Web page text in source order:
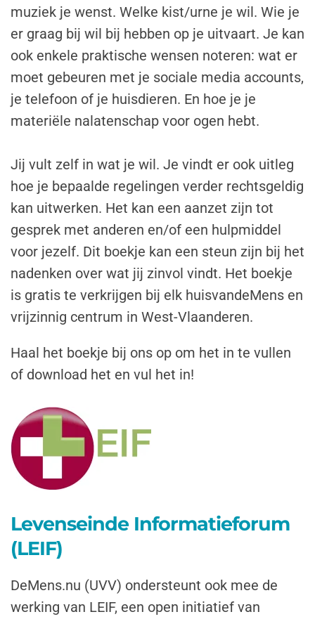
muziek je wenst. Welke kist/urne je wil. Wie je
er graag bij wil bij hebben op je uitvaart. Je kan
ook enkele praktische wensen noteren: wat er
moet gebeuren met je sociale media accounts,
je telefoon of je huisdieren. En hoe je je
materiële nalatenschap voor ogen hebt.
Jij vult zelf in wat je wil. Je vindt er ook uitleg
hoe je bepaalde regelingen verder rechtsgeldig
kan uitwerken. Het kan een aanzet zijn tot
gesprek met anderen en/of een hulpmiddel
voor jezelf. Dit boekje kan een steun zijn bij het
nadenken over wat jij zinvol vindt. Het boekje
is gratis te verkrijgen bij elk huisvandeMens en
vrijzinnig centrum in West-Vlaanderen.
Haal het boekje bij ons op om het in te vullen
of download het en vul het in!
Levenseinde Informatieforum
(LEIF)
DeMens.nu (UVV) ondersteunt ook mee de
werking van LEIF, een open initiatief van